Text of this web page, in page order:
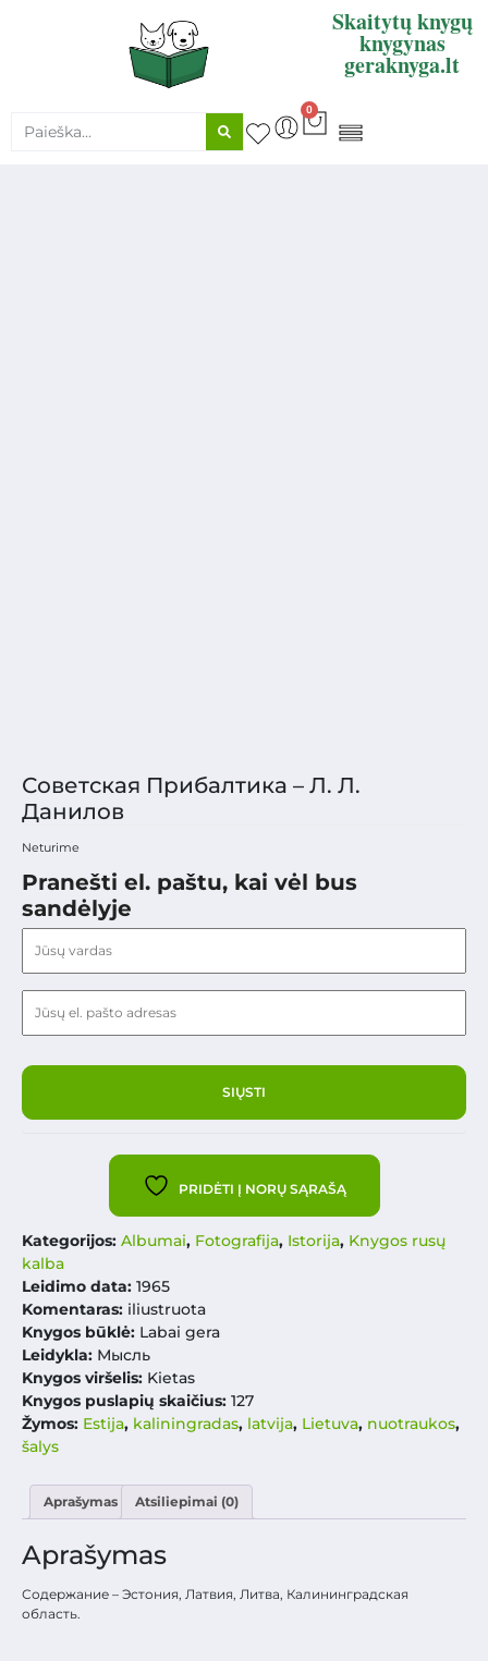
Skaitytų knygų
knygynas
geraknyga.lt
0
Советская Прибалтика – Л. Л.
Данилов
Neturime
Pranešti el. paštu, kai vėl bus
sandėlyje
PRIDĖTI Į NORŲ SĄRAŠĄ
Kategorijos: Albumai, Fotografija, Istorija, Knygos rusų
kalba
Leidimo data: 1965
Komentaras: iliustruota
Knygos būklė: Labai gera
Leidykla: Мысль
Knygos viršelis: Kietas
Knygos puslapių skaičius: 127
Žymos: Estija, kaliningradas, latvija, Lietuva, nuotraukos,
šalys
Aprašymas Atsiliepimai (0)
Aprašymas
Содержание – Эстония, Латвия, Литва, Калининградская
область.